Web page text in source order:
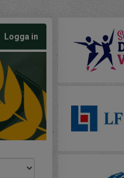
Logga in